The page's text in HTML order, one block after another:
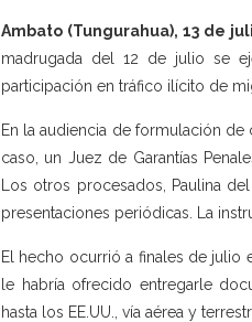
Ambato (Tungurahua), 13 de
madrugada del 12 de julio se
participación en tráfico ilícito de
En la audiencia de formulación
caso, un Juez de Garantías
Los otros procesados, Paulina
presentaciones periódicas. La
El hecho ocurrió a finales de julio
le habría ofrecido entregarle
hasta los EE.UU., vía aérea y